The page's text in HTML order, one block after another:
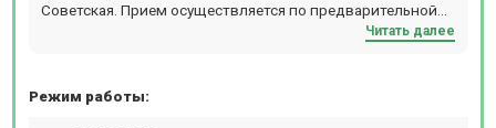
Советская. Прием осуществляется по предварительной
Читать далее
Режим работы: